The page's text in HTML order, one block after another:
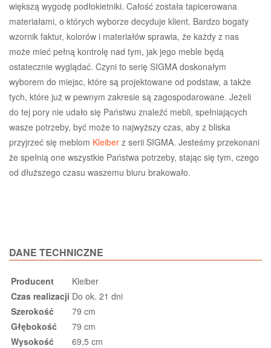
większą wygodę podłokietniki. Całość została tapicerowana
materiałami, o których wyborze decyduje klient. Bardzo bogaty
wzornik faktur, kolorów i materiałów sprawia, że każdy z nas
może mieć pełną kontrolę nad tym, jak jego meble będą
ostatecznie wyglądać. Czyni to serię SIGMA doskonałym
wyborem do miejsc, które są projektowane od podstaw, a także
tych, które już w pewnym zakresie są zagospodarowane. Jeżeli
do tej pory nie udało się Państwu znaleźć mebli, spełniających
wasze potrzeby, być może to najwyższy czas, aby z bliska
przyjrzeć się meblom Kleiber z serii SIGMA. Jesteśmy przekonani
że spełnią one wszystkie Państwa potrzeby, stając się tym, czego
od dłuższego czasu waszemu biuru brakowało.
DANE TECHNICZNE
Producent
Kleiber
Czas realizacji Do ok. 21 dni
Szerokość
79 cm
Głębokość
79 cm
Wysokość
69,5 cm